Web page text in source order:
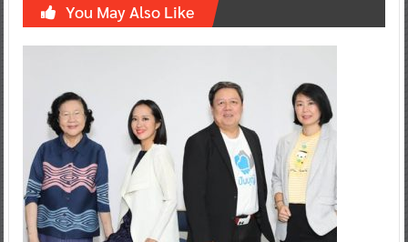
You May Also Like